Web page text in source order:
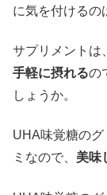
に気を付けるの
サプリメントは、
手軽に摂れるの
しょうか。
UHA味覚糖の
ミなので、 美味